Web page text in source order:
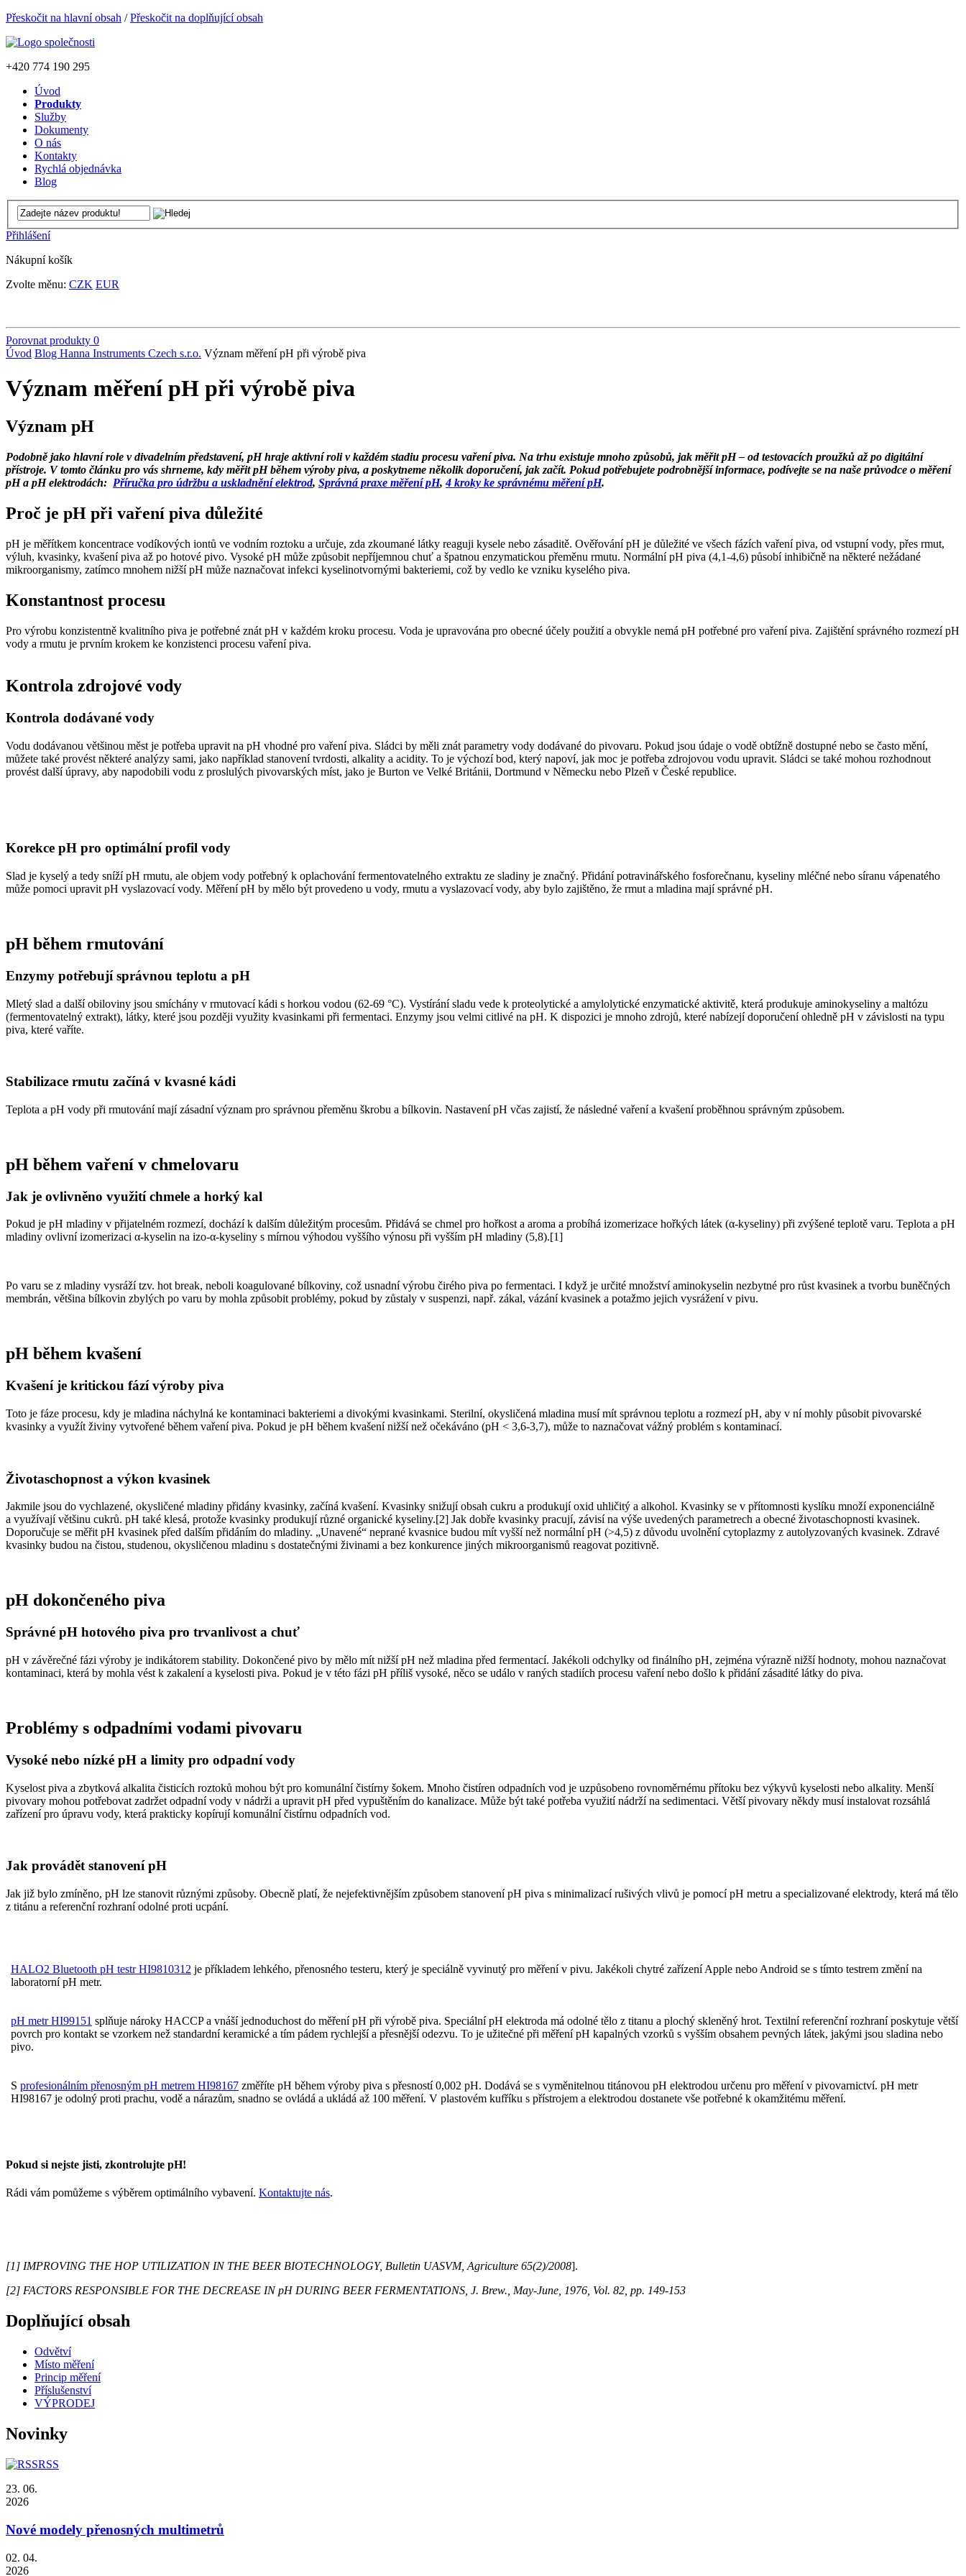
Přeskočit na hlavní obsah /Přeskočit na doplňující obsah
+420 774 190 295
Úvod
Produkty
Služby
Dokumenty
O nás
Kontakty
Rychlá objednávka
Blog
Přihlášení
Nákupní košík
Zvolte měnu: CZK EUR
Porovnat produkty 0
Úvod Blog Hanna Instruments Czech s.r.o. Význam měření pH při výrobě piva
Význam měření pH při výrobě piva
Význam pH
Podobně jako hlavní role v divadelním představení, pH hraje aktivní roli v každém stadiu procesu vaření piva. Na trhu existuje mnoho způsobů, jak měřit pH – od testovacích proužků až po digitální
přístroje. V tomto článku pro vás shrneme, kdy měřit pH během výroby piva, a poskytneme několik doporučení, jak začít. Pokud potřebujete podrobnější informace, podívejte se na naše průvodce o měření
pH a pH elektrodách: Příručka pro údržbu a uskladnění elektrod, Správná praxe měření pH,4 kroky ke správnému měření pH.
Proč je pH při vaření piva důležité
pH je měřítkem koncentrace vodíkových iontů ve vodním roztoku a určuje, zda zkoumané látky reaguji kysele nebo zásaditě. Ověřování pH je důležité ve všech fázích vaření piva, od vstupní vody, přes rmut,
výluh, kvasinky, kvašení piva až po hotové pivo. Vysoké pH může způsobit nepříjemnou chuť a špatnou enzymatickou přeměnu rmutu. Normální pH piva (4,1-4,6) působí inhibičně na některé nežádané
mikroorganismy, zatímco mnohem nižší pH může naznačovat infekci kyselinotvornými bakteriemi, což by vedlo ke vzniku kyselého piva.
Konstantnost procesu
Pro výrobu konzistentně kvalitního piva je potřebné znát pH v každém kroku procesu. Voda je upravována pro obecné účely použití a obvykle nemá pH potřebné pro vaření piva. Zajištění správného rozmezí pH
vody a rmutu je prvním krokem ke konzistenci procesu vaření piva.
Kontrola zdrojové vody
Kontrola dodávané vody
Vodu dodávanou většinou měst je potřeba upravit na pH vhodné pro vaření piva. Sládci by měli znát parametry vody dodávané do pivovaru. Pokud jsou údaje o vodě obtížně dostupné nebo se často mění,
můžete také provést některé analýzy sami, jako například stanovení tvrdosti, alkality a acidity. To je výchozí bod, který napoví, jak moc je potřeba zdrojovou vodu upravit. Sládci se také mohou rozhodnout
provést další úpravy, aby napodobili vodu z proslulých pivovarských míst, jako je Burton ve Velké Británii, Dortmund v Německu nebo Plzeň v České republice.
Korekce pH pro optimální profil vody
Slad je kyselý a tedy sníží pH rmutu, ale objem vody potřebný k oplachování fermentovatelného extraktu ze sladiny je značný. Přidání potravinářského fosforečnanu, kyseliny mléčné nebo síranu vápenatého
může pomoci upravit pH vyslazovací vody. Měření pH by mělo být provedeno u vody, rmutu a vyslazovací vody, aby bylo zajištěno, že rmut a mladina mají správné pH.
pH během rmutování
Enzymy potřebují správnou teplotu a pH
Mletý slad a další obiloviny jsou smíchány v rmutovací kádi s horkou vodou (62-69 °C). Vystírání sladu vede k proteolytické a amylolytické enzymatické aktivitě, která produkuje aminokyseliny a maltózu
(fermentovatelný extrakt), látky, které jsou později využity kvasinkami při fermentaci. Enzymy jsou velmi citlivé na pH. K dispozici je mnoho zdrojů, které nabízejí doporučení ohledně pH v závislosti na typu
piva, které vaříte.
Stabilizace rmutu začíná v kvasné kádi
Teplota a pH vody při rmutování mají zásadní význam pro správnou přeměnu škrobu a bílkovin. Nastavení pH včas zajistí, že následné vaření a kvašení proběhnou správným způsobem.
pH během vaření v chmelovaru
Jak je ovlivněno využití chmele a horký kal
Pokud je pH mladiny v přijatelném rozmezí, dochází k dalším důležitým procesům. Přidává se chmel pro hořkost a aroma a probíhá izomerizace hořkých látek (α-kyseliny) při zvýšené teplotě varu. Teplota a pH
mladiny ovlivní izomerizaci α-kyselin na izo-α-kyseliny s mírnou výhodou vyššího výnosu při vyšším pH mladiny (5,8).[1]
Po varu se z mladiny vysráží tzv. hot break, neboli koagulované bílkoviny, což usnadní výrobu čirého piva po fermentaci. I když je určité množství aminokyselin nezbytné pro růst kvasinek a tvorbu buněčných
membrán, většina bílkovin zbylých po varu by mohla způsobit problémy, pokud by zůstaly v suspenzi, např. zákal, vázání kvasinek a potažmo jejich vysrážení v pivu.
pH během kvašení
Kvašení je kritickou fází výroby piva
Toto je fáze procesu, kdy je mladina náchylná ke kontaminaci bakteriemi a divokými kvasinkami. Sterilní, okysličená mladina musí mít správnou teplotu a rozmezí pH, aby v ní mohly působit pivovarské
kvasinky a využít živiny vytvořené během vaření piva. Pokud je pH během kvašení nižší než očekáváno (pH < 3,6-3,7), může to naznačovat vážný problém s kontaminací.
Životaschopnost a výkon kvasinek
Jakmile jsou do vychlazené, okysličené mladiny přidány kvasinky, začíná kvašení. Kvasinky snižují obsah cukru a produkují oxid uhličitý a alkohol. Kvasinky se v přítomnosti kyslíku množíexponenciálně
a využívajívětšinu cukrů. pH také klesá, protože kvasinky produkují různé organické kyseliny.[2] Jak dobře kvasinky pracují, závisí na výše uvedených parametrech a obecné životaschopnosti kvasinek.
Doporučuje se měřit pH kvasinek před dalším přidáním do mladiny. „Unavené“ neprané kvasnice budou mít vyšší než normální pH (>4,5) z důvodu uvolnění cytoplazmy z autolyzovaných kvasinek. Zdravé
kvasinky budou na čistou, studenou, okysličenou mladinu s dostatečnými živinami a bez konkurence jiných mikroorganismů reagovat pozitivně.
pH dokončeného piva
Správné pH hotového piva pro trvanlivost a chuť
pH v závěrečné fázi výroby je indikátorem stability. Dokončené pivo by mělo mít nižší pH než mladina před fermentací. Jakékoli odchylky od finálního pH, zejména výrazně nižší hodnoty, mohou naznačovat
kontaminaci, která by mohla vést k zakalení a kyselosti piva. Pokud je v této fázi pH příliš vysoké, něco se událo v raných stadiích procesu vaření nebo došlo k přidání zásadité látky do piva.
Problémy s odpadními vodami pivovaru
Vysoké nebo nízké pH a limity pro odpadní vody
Kyselost piva a zbytková alkalita čisticích roztoků mohou být pro komunální čistírny šokem. Mnoho čistíren odpadních vod je uzpůsobeno rovnoměrnému přítoku bez výkyvů kyselosti nebo alkality. Menší
pivovary mohou potřebovat zadržet odpadní vody v nádrži a upravit pH před vypuštěním do kanalizace. Může být také potřeba využití nádrží na sedimentaci. Větší pivovary někdy musí instalovat rozsáhlá
zařízení pro úpravu vody, která prakticky kopírují komunální čistírnu odpadních vod.
Jak provádět stanovení pH
Jak již bylo zmíněno, pH lze stanovit různými způsoby. Obecně platí, že nejefektivnějším způsobem stanovení pH piva s minimalizací rušivých vlivů je pomocí pH metru a specializované elektrody, která má tělo
z titánu a referenční rozhraní odolné proti ucpání.
HALO2 Bluetooth pH testr HI9810312 je příkladem lehkého, přenosného testeru, který je speciálně vyvinutý pro měření v pivu. Jakékoli chytré zařízení Apple nebo Android se s tímto testrem změní na
laboratorní pH metr.
pH metr HI99151 splňuje nároky HACCP a vnáší jednoduchost do měření pH při výrobě piva. Speciální pH elektroda má odolné tělo z titanu a plochý skleněný hrot. Textilní referenční rozhraní poskytuje větší
povrch pro kontakt se vzorkem než standardní keramické a tím pádem rychlejší a přesnější odezvu. To je užitečné při měření pH kapalných vzorků s vyšším obsahem pevných látek, jakými jsou sladina nebo
pivo.
S profesionálním přenosným pH metrem HI98167 změříte pH během výroby piva s přesností 0,002 pH. Dodává se s vyměnitelnou titánovou pH elektrodou určenu pro měření v pivovarnictví. pH metr
HI98167 je odolný proti prachu, vodě a nárazům, snadno se ovládá a ukládá až 100 měření. V plastovém kufříku s přístrojem a elektrodou dostanete vše potřebné k okamžitému měření.
Pokud si nejste jisti, zkontrolujte pH!
Rádi vám pomůžeme s výběrem optimálního vybavení. Kontaktujte nás.
[1] IMPROVING THE HOP UTILIZATION IN THE BEER BIOTECHNOLOGY, Bulletin UASVM, Agriculture 65(2)/2008].
[2] FACTORS RESPONSIBLE FOR THE DECREASE IN pH DURING BEER FERMENTATIONS, J. Brew., May-June, 1976, Vol. 82, pp. 149-153
Doplňující obsah
Odvětví
Místo měření
Princip měření
Příslušenství
VÝPRODEJ
Novinky
RSS
23. 06.
2026
Nové modely přenosných multimetrů
02. 04.
2026